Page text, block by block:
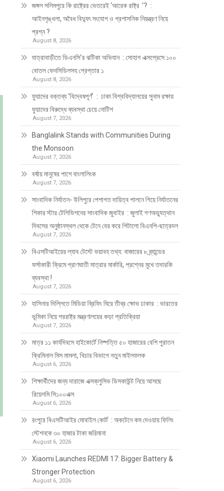
জঙ্গল সলিমপুরে কি রাষ্ট্রের ভেতরেই ‘আরেক রাষ্ট্র ’? :
আইনশৃঙ্খলা, অবৈধ বিদ্যুৎ সংযোগ ও প্রশাসনিক নিয়ন্ত্রণ নিয়ে
প্রশ্ন ?
August 8, 2026
যাত্রাবাড়ীতে ডিএনসি’র ঝটিকা অভিযান : সোহাগ এক্সপ্রেসে ১০০
বোতল ফেনসিডিলসহ গ্রেপ্তার ১
August 8, 2026
ফুয়াদের বক্তব্য ‘বিদ্বেষপূর্ণ’ : ঢাকা বিশ্ববিদ্যালয়ের সুনাম রক্ষায়
ফুয়াদের বিরুদ্ধে ব্যবস্থা চেয়ে নোটিশ
August 7, 2026
Banglalink Stands with Communities During
the Monsoon
August 7, 2026
বর্ষায় মানুষের পাশে বাংলালিংক
August 7, 2026
সাংবাদিক নির্যাতন- উলিপুরে পেশাগত দায়িত্ব পালনে গিয়ে নির্যাতনের
শিকার স্টার টেলিভিশনের সাংবাদিক জুবাইর : জুলাই গণঅভ্যুত্থান
দিবসের অনুষ্ঠানস্থল থেকে টেনে বের করে পিটালো বিএনপি-ছাত্রদল
August 7, 2026
বিএসটিআইয়ের ল্যাব টেস্টে ভয়াবহ তথ্য: বাজারের ৮ ব্র্যান্ডের
ফর্সাকারী ক্রিমে প্রাণঘাতী মাত্রার মার্কারি, প্রশ্নের মুখে তদারকি
ব্যবস্থা !
August 7, 2026
হাসিনার দিল্লিতে মিডিয়া ব্রিফিং ঘিরে তীব্র ক্ষোভ ঢাকার : ভারতের
ভূমিকা নিয়ে পররাষ্ট্র মন্ত্রণালয়ের কড়া প্রতিক্রিয়া
August 7, 2026
মাত্র ১১ কার্যদিবসে হাইকোর্টে নিষ্পত্তি ৫০ হাজারের বেশি পুরাতন
ক্রিমিনাল মিস মামলা, বিচার বিভাগে নতুন মাইলফলক
August 6, 2026
শিক্ষার্থীদের জন্য দারাজে এক্সক্লুসিভ ডিসকাউন্ট নিয়ে আসছে
রিয়েলমি সি১০০এক্স
August 6, 2026
রংপুরে বিএসটিআইর মোবাইল কোর্ট : অকটেনে কম দেওয়ায় ফিলিং
স্টেশনকে ৩০ হাজার টাকা জরিমানা
August 6, 2026
Xiaomi Launches REDMI 17: Bigger Battery &
Stronger Protection
August 6, 2026